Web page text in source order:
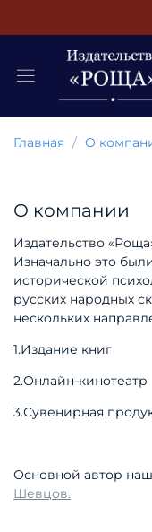
Главная О
О компании
Издательство
Изначально это
исторической
русских народных
нескольких
1.Издание книг
2.Онлайн-кинотеатр
3.Сувенирная
Основной автор
Шевцов.